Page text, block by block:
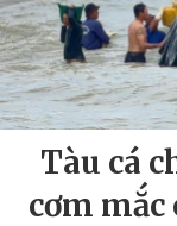
Tàu cá
cơm mắc